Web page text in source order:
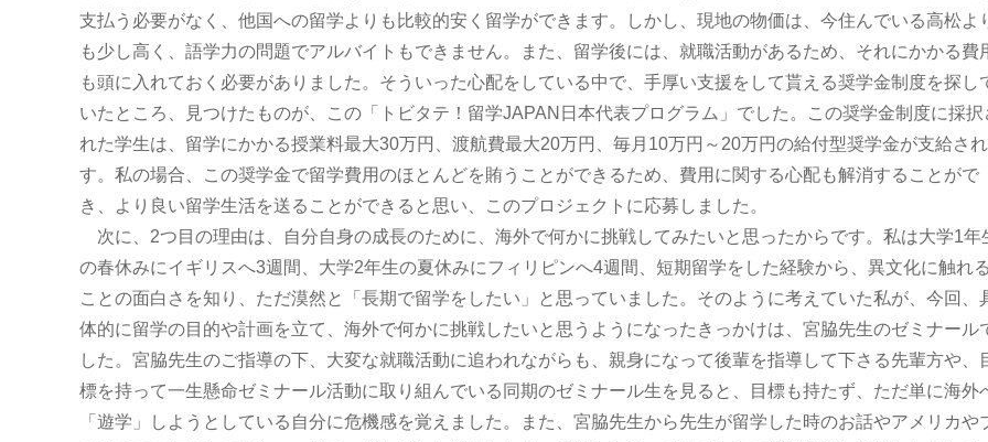
支払う必要がなく、他国への留学よりも比較的安く留学ができます。しかし、現地の物価は、今住んでいる高松よ
も少し高く、語学力の問題でアルバイトもできません。また、留学後には、就職活動があるため、それにかかる費
も頭に入れておく必要がありました。そういった心配をしている中で、手厚い支援をして貰える奨学金制度を探し
いたところ、見つけたものが、この「トビタテ！留学JAPAN日本代表プログラム」でした。この奨学金制度に採択
れた学生は、留学にかかる授業料最大30万円、渡航費最大20万円、毎月10万円～20万円の給付型奨学金が支給され
す。私の場合、この奨学金で留学費用のほとんどを賄うことができるため、費用に関する心配も解消することがで
き、より良い留学生活を送ることができると思い、このプロジェクトに応募しました。
次に、2つ目の理由は、自分自身の成長のために、海外で何かに挑戦してみたいと思ったからです。私は大学1年
の春休みにイギリスへ3週間、大学2年生の夏休みにフィリピンへ4週間、短期留学をした経験から、異文化に触れる
ことの面白さを知り、ただ漠然と「長期で留学をしたい」と思っていました。そのように考えていた私が、今回、
体的に留学の目的や計画を立て、海外で何かに挑戦したいと思うようになったきっかけは、宮脇先生のゼミナール
した。宮脇先生のご指導の下、大変な就職活動に追われながらも、親身になって後輩を指導して下さる先輩方や、
標を持って一生懸命ゼミナール活動に取り組んでいる同期のゼミナール生を見ると、目標も持たず、ただ単に海外
「遊学」しようとしている自分に危機感を覚えました。また、宮脇先生から先生が留学した時のお話やアメリカや